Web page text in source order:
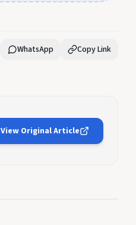
WhatsApp Copy Link
View Original Article